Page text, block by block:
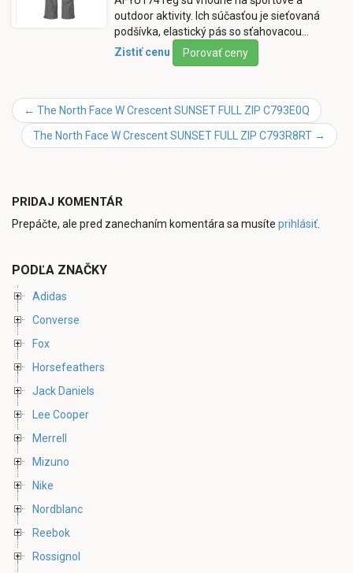
outdoor aktivity. Ich súčasťou je sieťovaná
podšívka, elastický pás so sťahovacou…
Zistiť cenu
Porovať ceny
← The North Face W Crescent SUNSET FULL ZIP C793E0Q
The North Face W Crescent SUNSET FULL ZIP C793R8RT →
PRIDAJ KOMENTÁR
Prepáčte, ale pred zanechaním komentára sa musíte prihlásiť
PODĽA ZNAČKY
Adidas
Converse
Fox
Horsefeathers
Jack Daniels
Lee Cooper
Merrell
Mizuno
Nike
Nordblanc
Reebok
Rossignol